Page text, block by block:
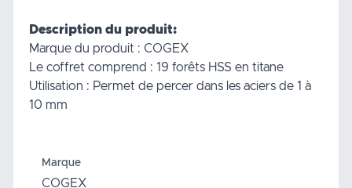
Description du produit:
Marque du produit : COGEX
Le coffret comprend : 19 forêts HSS en titane
Utilisation : Permet de percer dans les aciers de 1 à
10 mm
Marque
COGEX